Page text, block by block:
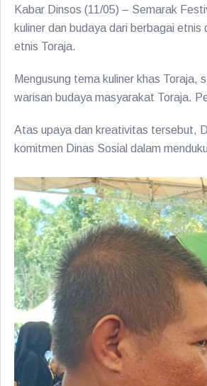
Kabar Dinsos (11/05) – Semarak
kuliner dan budaya dari berbagai
etnis Toraja.
Mengusung tema kuliner khas Toraja,
warisan budaya masyarakat Toraja.
Atas upaya dan kreativitas tersebut,
komitmen Dinas Sosial dalam